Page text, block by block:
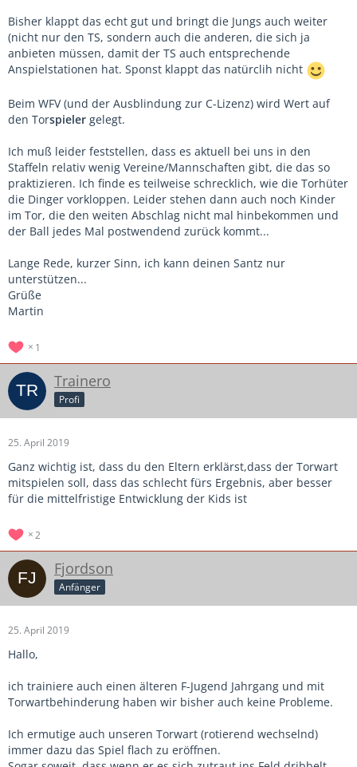
Bisher klappt das echt gut und bringt die Jungs auch weiter
(nicht nur den TS, sondern auch die anderen, die sich ja
anbieten müssen, damit der TS auch entsprechende
Anspielstationen hat. Sponst klappt das natürclih nicht
Beim WFV (und der Ausblindung zur C-Lizenz) wird Wert auf
den Torspieler gelegt.
Ich muß leider feststellen, dass es aktuell bei uns in den
Staffeln relativ wenig Vereine/Mannschaften gibt, die das so
praktizieren. Ich finde es teilweise schrecklich, wie die Torhüter
die Dinger vorkloppen. Leider stehen dann auch noch Kinder
im Tor, die den weiten Abschlag nicht mal hinbekommen und
der Ball jedes Mal postwendend zurück kommt...
Lange Rede, kurzer Sinn, ich kann deinen Santz nur
unterstützen...
Grüße
Martin
1
Trainero
Profi
25. April 2019
Ganz wichtig ist, dass du den Eltern erklärst,dass der Torwart
mitspielen soll, dass das schlecht fürs Ergebnis, aber besser
für die mittelfristige Entwicklung der Kids ist
2
Fjordson
Anfänger
25. April 2019
Hallo,
ich trainiere auch einen älteren F-Jugend Jahrgang und mit
Torwartbehinderung haben wir bisher auch keine Probleme.
Ich ermutige auch unseren Torwart (rotierend wechselnd)
immer dazu das Spiel flach zu eröffnen.